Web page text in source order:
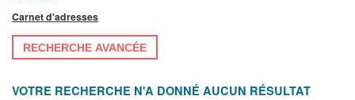
Carnet d'adresses
RECHERCHE AVANCÉE
VOTRE RECHERCHE N'A DONNÉ AUCUN RÉSULTAT